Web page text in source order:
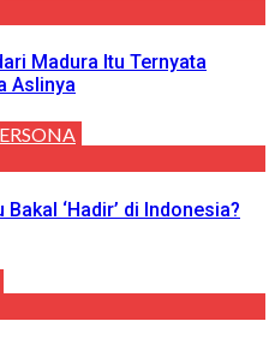
Madura Itu Ternyata
Aslinya
‘Hadir’ di Indonesia?